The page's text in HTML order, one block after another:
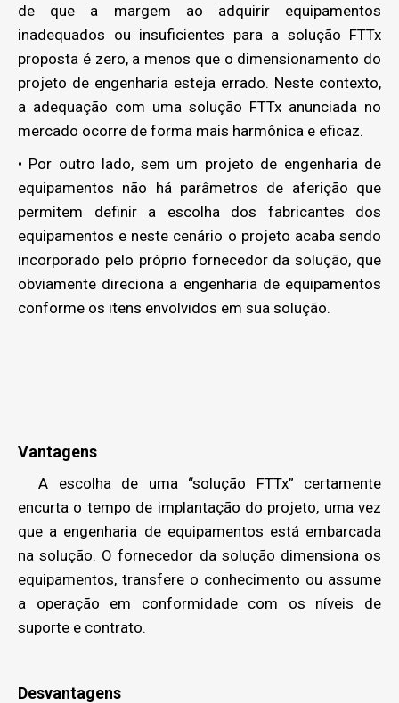
de que a margem ao adquirir equipamentos
inadequados ou insuficientes para a solução FTTx
proposta é zero, a menos que o dimensionamento do
projeto de engenharia esteja errado. Neste contexto,
a adequação com uma solução FTTx anunciada no
mercado ocorre de forma mais harmônica e eficaz.
• Por outro lado, sem um projeto de engenharia de
equipamentos não há parâmetros de aferição que
permitem definir a escolha dos fabricantes dos
equipamentos e neste cenário o projeto acaba sendo
incorporado pelo próprio fornecedor da solução, que
obviamente direciona a engenharia de equipamentos
conforme os itens envolvidos em sua solução.
Vantagens
A escolha de uma “solução FTTx” certamente
encurta o tempo de implantação do projeto, uma vez
que a engenharia de equipamentos está embarcada
na solução. O fornecedor da solução dimensiona os
equipamentos, transfere o conhecimento ou assume
a operação em conformidade com os níveis de
suporte e contrato.
Desvantagens